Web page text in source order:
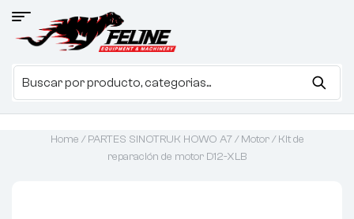
Home /PARTES SINOTRUK HOWO A7/Motor/ Kit de
reparación de motor D12-XLB